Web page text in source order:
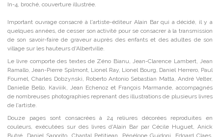
In-4, broché, couverture illustrée.
Important ouvrage consacré à l'artiste-éditeur Alain Bar qui a décidé, il y a
quelques années, de cesser son activité pour se consacrer à la transmission
de son savoir-faire de graveur auprès des enfants et des adultes de son
village sur les hauteurs d'Albertville.
Le livre comporte des textes de Zéno Bianu, Jean-Clarence Lambert, Jean
Ramallo, Jean-Pierre Spilmont, Lionel Ray, Lionel Bourg, Daniel Herrero, Paul
Fournel, Charles Dobzynski, Roberto Antonio Sebastian Matta, André Velter,
Danielle Bello, Kaviiik, Jean Echenoz et François Marmande, accompagnés
de nombreuses photographies reprenant des illustrations de plusieurs livres
de l'artiste.
Douze pages sont consacrées à 24 reliures décorées reproduites en
couleurs, exécutées sur des livres d'Alain Bar par Cécile Huguet, Anick
Butré, Daniel Saporito, Chantal Petitjean, Pénélope Guidoni, Edgard Claes,